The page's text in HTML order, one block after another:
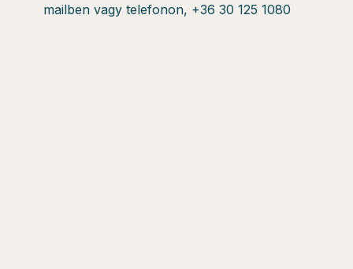
mailben vagy telefonon, +36 30 125 1080